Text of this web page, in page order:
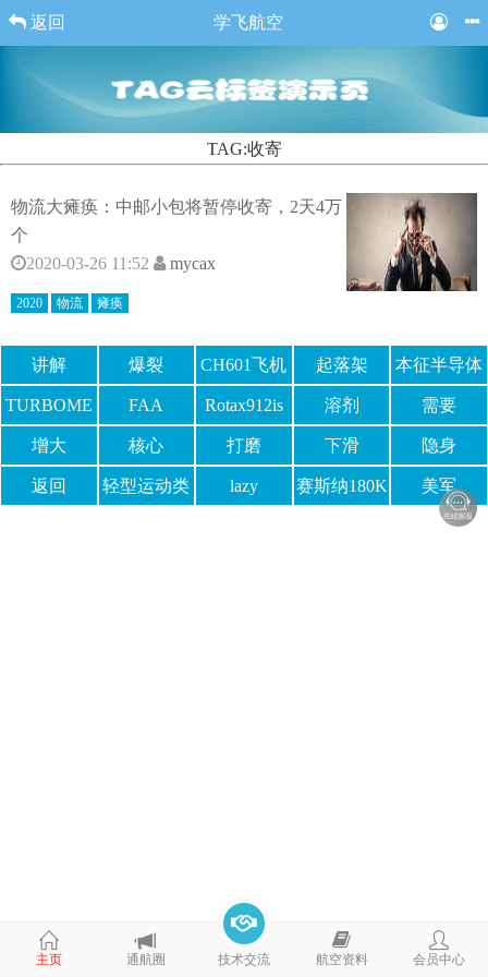
返回 学飞航空
TAG:收寄
物流大瘫痪：中邮小包将暂停收寄，2天4万
个
2020-03-26 11:52
mycax
2020 物流 瘫痪
讲解 爆裂 CH601飞机 起落架 本征半导体
TURBOME
CA
FAA Rotax912is
燃油泵
溶剂 需要
增大 核心 打磨 下滑 隐身
返回 轻型运动类 lazy 赛斯纳180K 美军
主页 通航圈 技术交流 航空资料 会员中心